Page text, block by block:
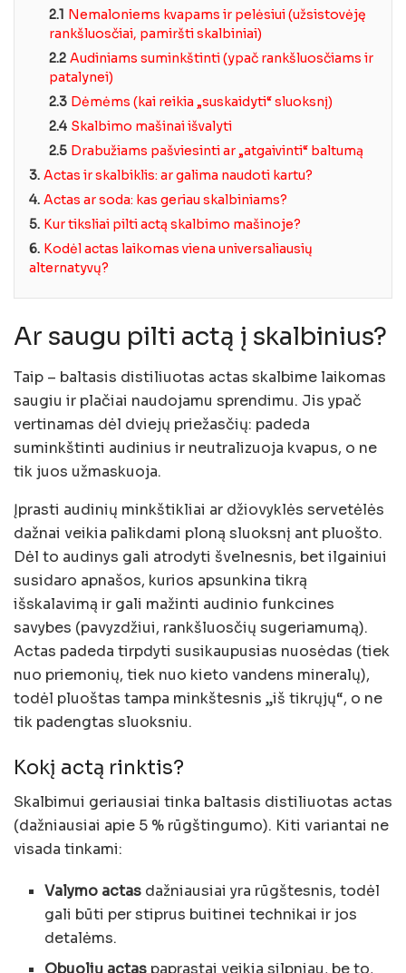
2.1 Nemaloniems kvapams ir pelėsiui (užsistovėję
rankšluosčiai, pamiršti skalbiniai)
2.2 Audiniams suminkštinti (ypač rankšluosčiams ir
patalynei)
2.3 Dėmėms (kai reikia „suskaidyti“ sluoksnį)
2.4 Skalbimo mašinai išvalyti
2.5 Drabužiams pašviesinti ar „atgaivinti“ baltumą
3. Actas ir skalbiklis: ar galima naudoti kartu?
4. Actas ar soda: kas geriau skalbiniams?
5. Kur tiksliai pilti actą skalbimo mašinoje?
6. Kodėl actas laikomas viena universaliausių
alternatyvų?
Ar saugu pilti actą į skalbinius?
Taip – baltasis distiliuotas actas skalbime laikomas
saugiu ir plačiai naudojamu sprendimu. Jis ypač
vertinamas dėl dviejų priežasčių: padeda
suminkštinti audinius ir neutralizuoja kvapus, o ne
tik juos užmaskuoja.
Įprasti audinių minkštikliai ar džiovyklės servetėlės
dažnai veikia palikdami ploną sluoksnį ant pluošto.
Dėl to audinys gali atrodyti švelnesnis, bet ilgainiui
susidaro apnašos, kurios apsunkina tikrą
išskalavimą ir gali mažinti audinio funkcines
savybes (pavyzdžiui, rankšluosčių sugeriamumą).
Actas padeda tirpdyti susikaupusias nuosėdas (tiek
nuo priemonių, tiek nuo kieto vandens mineralų),
todėl pluoštas tampa minkštesnis „iš tikrųjų“, o ne
tik padengtas sluoksniu.
Kokį actą rinktis?
Skalbimui geriausiai tinka baltasis distiliuotas actas
(dažniausiai apie 5 % rūgštingumo). Kiti variantai ne
visada tinkami:
Valymo actas dažniausiai yra rūgštesnis, todėl
gali būti per stiprus buitinei technikai ir jos
detalėms.